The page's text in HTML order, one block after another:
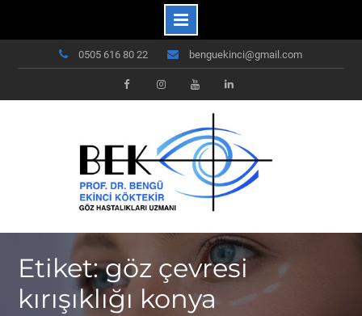
0505 616 80 22 benguekinci@gmail.com
FacebookInstagramYoutube Linkedin
Etiket: göz çevresi
kırışıklığı konya